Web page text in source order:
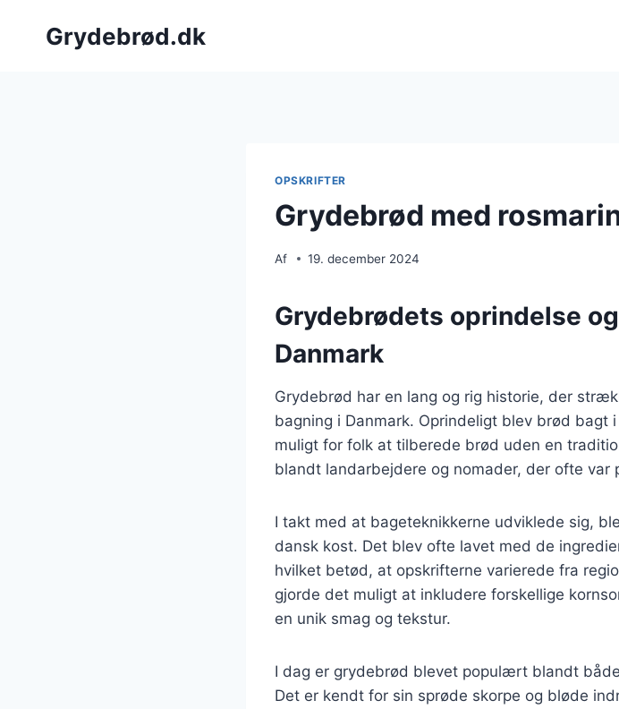
Grydebrød.dk
OPSKRIFTER
Grydebrød med
Af 19. december 2024
Grydebrødets oprindelse
Danmark
Grydebrød har en lang og rig historie, der
bagning i Danmark. Oprindeligt blev brød
muligt for folk at tilberede brød uden en
blandt landarbejdere og nomader, der ofte var
I takt med at bageteknikkerne udviklede sig,
dansk kost. Det blev ofte lavet med de
hvilket betød, at opskrifterne varierede fra
gjorde det muligt at inkludere forskellige
en unik smag og tekstur.
I dag er grydebrød blevet populært blandt
Det er kendt for sin sprøde skorpe og bløde